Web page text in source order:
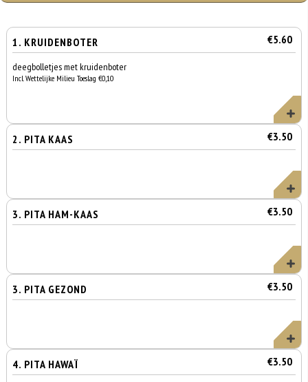
1. KRUIDENBOTER €5.60
deegbolletjes met kruidenboter
Incl. Wettelijke Milieu Toeslag €0,10
2. PITA KAAS €3.50
3. PITA HAM-KAAS €3.50
3. PITA GEZOND €3.50
4. PITA HAWAÏ €3.50